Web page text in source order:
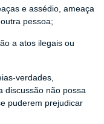
e assédio, ameaça
pessoa;
a atos ilegais ou
verdades,
discussão não possa
puderem prejudicar